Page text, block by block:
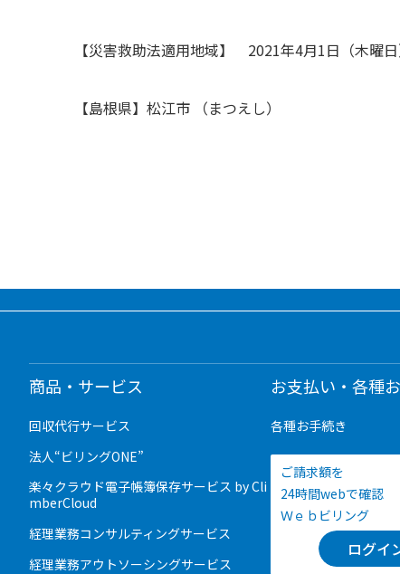
【災害救助法適用地域】 2021年4月1日（木曜
【島根県】松江市 （まつえし）
商品・サービス
回収代行サービス
法人“ビリングONE”
楽々クラウド電子帳簿保存サービス by Cli
mberCloud
経理業務コンサルティングサービス
経理業務アウトソーシングサービス
お支払い・各種
各種お手続き
ご請求額を
24時間webで確認
Ｗｅｂビリング
ログイ